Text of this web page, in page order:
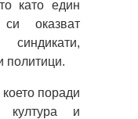
като един
оказват
политици.
което поради
култура и